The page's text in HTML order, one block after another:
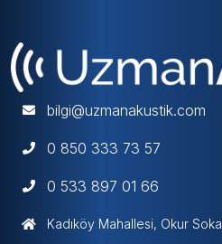
bilgi@uzmanakustik.com
0 850 333 73 57
0 533 897 01 66
Kadıköy Mahallesi, Okur